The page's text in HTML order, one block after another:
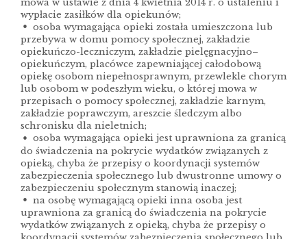
wypłacie zasiłków dla opiekunów;
osoba wymagająca opieki została umieszczona lub
przebywa w domu pomocy społecznej, zakładzie
opiekuńczo-leczniczym, zakładzie pielęgnacyjno–
opiekuńczym, placówce zapewniającej całodobową
opiekę osobom niepełnosprawnym, przewlekle chorym
lub osobom w podeszłym wieku, o której mowa w
przepisach o pomocy społecznej, zakładzie karnym,
zakładzie poprawczym, areszcie śledczym albo
schronisku dla nieletnich;
osoba wymagająca opieki jest uprawniona za granicą
do świadczenia na pokrycie wydatków związanych z
opieką, chyba że przepisy o koordynacji systemów
zabezpieczenia społecznego lub dwustronne umowy o
zabezpieczeniu społecznym stanowią inaczej;
na osobę wymagającą opieki inna osoba jest
uprawniona za granicą do świadczenia na pokrycie
wydatków związanych z opieką, chyba że przepisy o